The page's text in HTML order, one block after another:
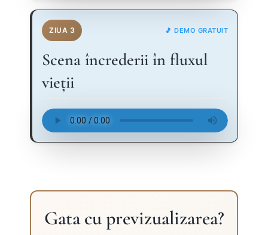
ZIUA 3 🎵 DEMO GRATUIT
Scena încrederii în fluxul
vieții
Gata cu previzualizarea?